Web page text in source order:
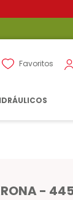
Favoritos
-